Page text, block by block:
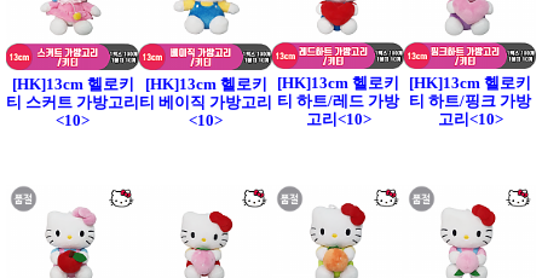
[HK]13cm 헬로키
티 스커트 가방고리
<10>
[HK]13cm 헬로키
티 베이직 가방고리
<10>
[HK]13cm 헬로키
티 하트/레드 가방
고리<10>
[HK]13cm 헬로키
티 하트/핑크 가방
고리<10>